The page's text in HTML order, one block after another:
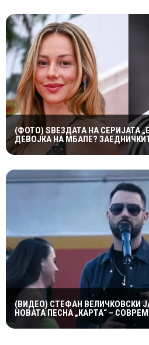
(ФОТО) ЅВЕЗДАТА НА СЕРИЈАТА
ДЕВОЈКА НА МБАПЕ?
РАЗГОРЕА ГЛАСИНИТЕ
(ВИДЕО) СТЕФАН ВЕЛИЧКОВСКИ
НОВАТА ПЕСНА „КАРТА“ –
ЕМОЦИЈА И ВПЕЧАТЛИВ